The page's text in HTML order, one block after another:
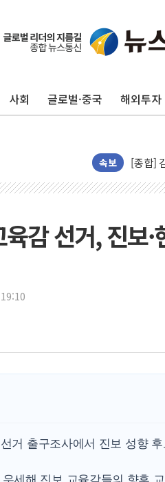
사회 글로벌·중국 해외투자
속보
포항시
울진·
인천
김민석
[속보]
[속보]
강릉·
폐기물
추미
인천 선
인천서
감 선거, 진보·
거 출구조사에서 진보 성향
세해 진보 교육감들의 향후